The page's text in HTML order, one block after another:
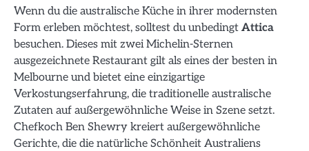
Wenn du die australische Küche in ihrer modernsten
Form erleben möchtest, solltest du unbedingt Attica
besuchen. Dieses mit zwei Michelin-Sternen
ausgezeichnete Restaurant gilt als eines der besten in
Melbourne und bietet eine einzigartige
Verkostungserfahrung, die traditionelle australische
Zutaten auf außergewöhnliche Weise in Szene setzt.
Chefkoch Ben Shewry kreiert außergewöhnliche
Gerichte, die die natürliche Schönheit Australiens